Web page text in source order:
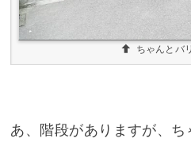
ちゃんとバ
あ、階段がありますが、